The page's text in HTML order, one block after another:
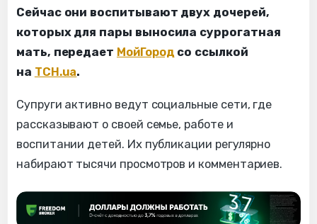
Сейчас они воспитывают двух дочерей,
которых для пары выносила суррогатная
мать, передает МойГород со ссылкой
на ТСН.ua.
Супруги активно ведут социальные сети, где
рассказывают о своей семье, работе и
воспитании детей. Их публикации регулярно
набирают тысячи просмотров и комментариев.